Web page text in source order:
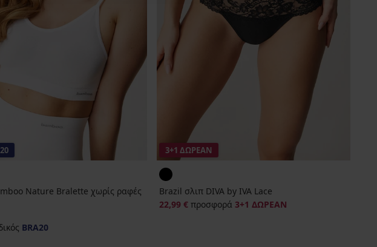
Nature Bralette χωρίς ραφές
BRA20
3+1 ΔΩΡΕΑΝ
Brazil σλιπ DIVA by IVA Lace
22,99 € προσφορά 3+1 ΔΩΡΕΑΝ